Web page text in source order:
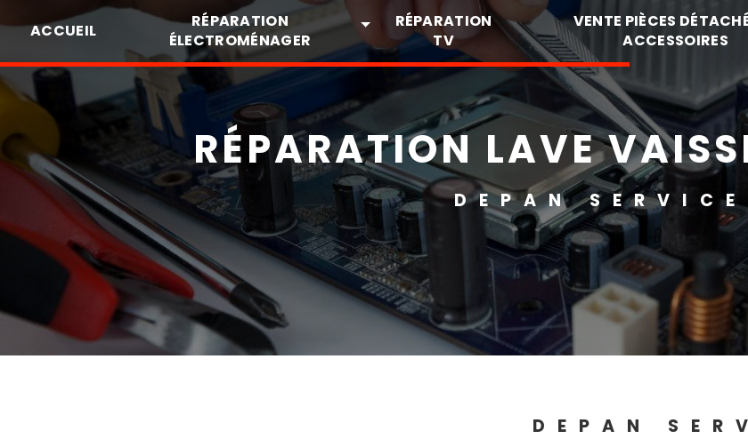
ACCUEIL
RÉPARATION
ÉLECTROMÉNAGER
RÉPARATION
TV
VENTE PIÈCES
ACCESSOIRES
RÉPARATION LAVE
DEPAN SERVICE
DEPAN
Panneau de gestion des cookies